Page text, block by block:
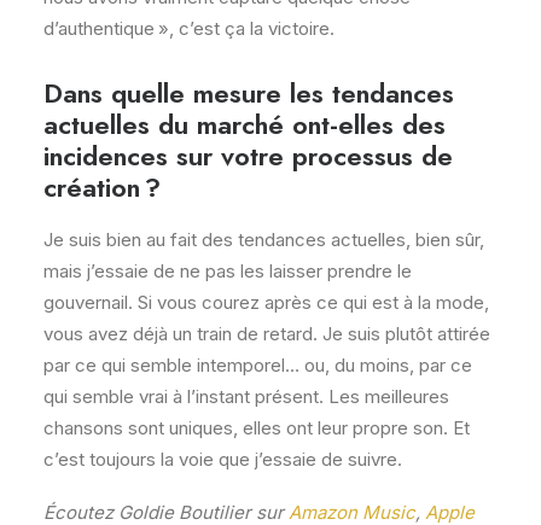
d’authentique », c’est ça la victoire.
Dans quelle mesure les tendances
actuelles du marché ont-elles des
incidences sur votre processus de
création ?
Je suis bien au fait des tendances actuelles, bien sûr,
mais j’essaie de ne pas les laisser prendre le
gouvernail. Si vous courez après ce qui est à la mode,
vous avez déjà un train de retard. Je suis plutôt attirée
par ce qui semble intemporel… ou, du moins, par ce
qui semble vrai à l’instant présent. Les meilleures
chansons sont uniques, elles ont leur propre son. Et
c’est toujours la voie que j’essaie de suivre.
Écoutez Goldie Boutilier sur Amazon Music, Apple